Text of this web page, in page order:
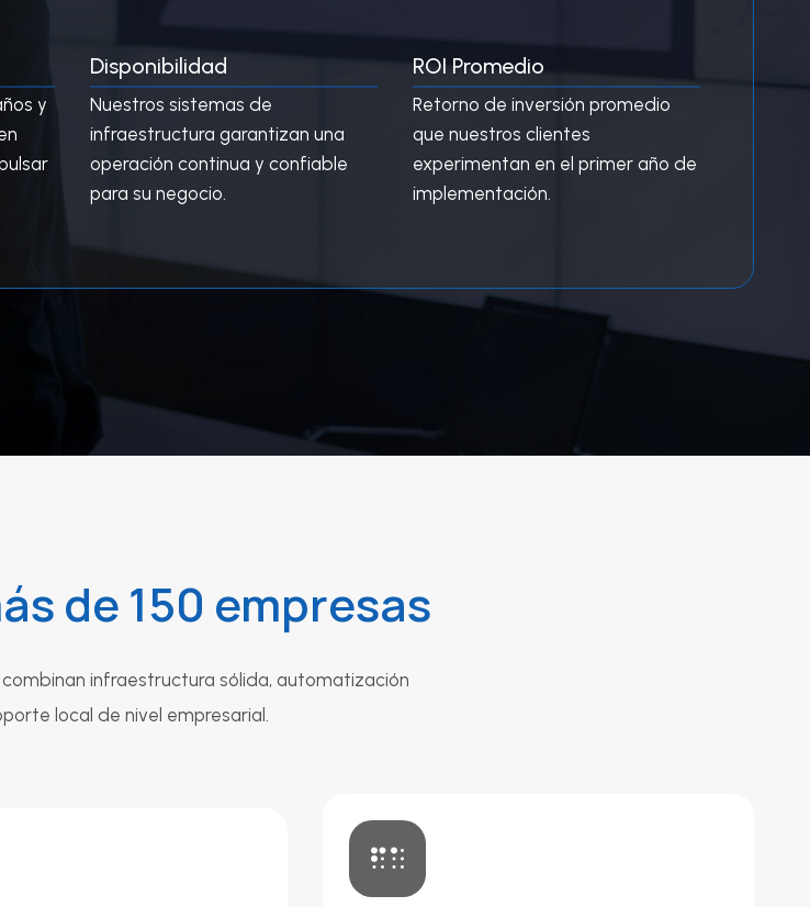
y
Disponibilidad
Nuestros sistemas de
infraestructura garantizan una
operación continua y confiable
para su negocio.
ROI Promedio
Retorno de inversión promedio
que nuestros clientes
experimentan en el primer año de
implementación.
de 150 empresas
infraestructura sólida, automatización
local de nivel empresarial.